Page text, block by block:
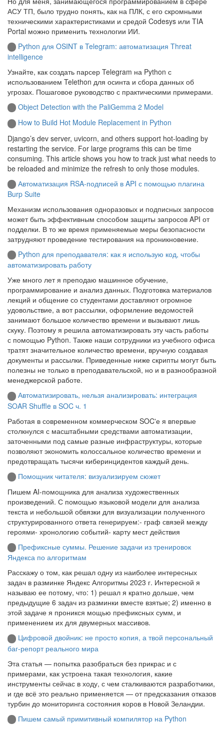
АСУ ТП, было трудно понять, как на ПЛК, с его скромными
техническими характеристиками и средой Codesys или TIA
Portal можно применить технологии ИИ.
Python для OSINT в Telegram: автоматизация Threat
intelligence
Узнайте, как создать парсер Telegram на Python с
использованием Telethon для осинта и сбора данных об
угрозах. Пошаговое руководство с практическими примерами.
Object Detection with the PaliGemma 2 Model
How to Build Hot Module Replacement in Python
Django’s dev server, uvicorn, and others support hot-loading by
restarting the service. For large programs this can be time
consuming. This article shows you how to track just what needs to
be reloaded and minimize the refresh to only those modules.
Автоматизация RSA-подписей в API с помощью плагина
Burp Suite
Механизм использования одноразовых и подписных запросов
может быть эффективным способом защиты запросов API от
подделки. В то же время применяемые меры безопасности
затрудняют проведение тестирования на проникновение.
Python для преподавателя: как я использую код, чтобы
автоматизировать работу
Уже много лет я преподаю машинное обучение,
программирование и анализ данных. Подготовка материалов
лекций и общение со студентами доставляют огромное
удовольствие, а вот рассылки, оформление ведомостей
занимают большое количество времени и вызывают лишь
скуку. Поэтому я решила автоматизировать эту часть работы
с помощью Python. Также наши сотрудники из учебного офиса
тратят значительное количество времени, вручную создавая
документы и рассылки. Приведенные ниже скрипты могут быть
полезны не только в преподавательской, но и в разнообразной
менеджерской работе.
Автоматизировать, нельзя анализировать: интеграция
SOAR Shuffle в SOC ч. 1
Работая в современном коммерческом SOC'е я впервые
столкнулся с масштабными средствами автоматизации,
заточенными под самые разные инфраструктуры, которые
позволяют экономить колоссальное количество времени и
предотвращать тысячи киберинцидентов каждый день.
Помощник читателя: визуализируем сюжет
Пишем AI-помощника для анализа художественных
произведений. С помощью языковой модели для анализа
текста и небольшой обвязки для визуализации полученного
структурированного ответа генерируем:- граф связей между
героями- хронологию событий- карту мест действия
Префиксные суммы. Решение задачи из тренировок
Яндекса по алгоритмам
Расскажу о том, как решал одну из наиболее интересных
задач в разминке Яндекс Алгоритмы 2023 г. Интересной я
называю ее потому, что: 1) решал я кратно дольше, чем
предыдущие 6 задач из разминки вместе взятые; 2) именно в
этой задаче я проникся мощью префиксных сумм, и
применением их для двумерных массивов.
Цифровой двойник: не просто копия, а твой персональный
баг-репорт реального мира
Эта статья — попытка разобраться без прикрас и с
примерами, как устроена такая технология, какие
инструменты сейчас в ходу, с чем сталкиваются разработчики,
и где всё это реально применяется — от предсказания отказов
турбин до мониторинга состояния коров в Новой Зеландии.
Пишем самый примитивный компилятор на Python